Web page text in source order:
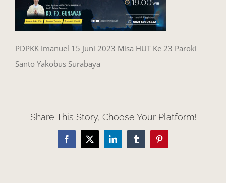
PDPKK Imanuel 15 Juni 2023 Misa HUT Ke 23 Paroki
Santo Yakobus Surabaya
Share This Story, Choose Your Platform!
Facebook
X LinkedInTumblrPinterest